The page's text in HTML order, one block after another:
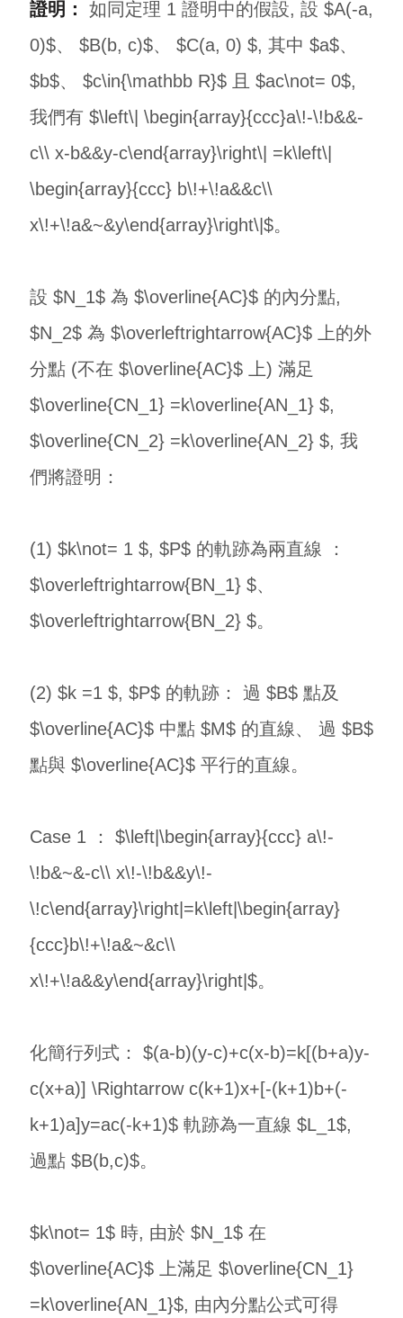
證明： 如同定理 1 證明中的假設, 設 $A(-a,
0)$、 $B(b, c)$、 $C(a, 0) $, 其中 $a$、
$b$、 $c\in{\mathbb R}$ 且 $ac\not= 0$,
我們有 $\left\| \begin{array}{ccc}a\!-\!b&&-
c\\ x-b&&y-c\end{array}\right\| =k\left\|
\begin{array}{ccc} b\!+\!a&&c\\
x\!+\!a&~&y\end{array}\right\|$。
設 $N_1$ 為 $\overline{AC}$ 的內分點,
$N_2$ 為 $\overleftrightarrow{AC}$ 上的外
分點 (不在 $\overline{AC}$ 上) 滿足
$\overline{CN_1} =k\overline{AN_1} $,
$\overline{CN_2} =k\overline{AN_2} $, 我
們將證明：
(1) $k\not= 1 $, $P$ 的軌跡為兩直線 ：
$\overleftrightarrow{BN_1} $、
$\overleftrightarrow{BN_2} $。
(2) $k =1 $, $P$ 的軌跡： 過 $B$ 點及
$\overline{AC}$ 中點 $M$ 的直線、 過 $B$
點與 $\overline{AC}$ 平行的直線。
Case 1 ： $\left|\begin{array}{ccc} a\!-
\!b&~&-c\\ x\!-\!b&&y\!-
\!c\end{array}\right|=k\left|\begin{array}
{ccc}b\!+\!a&~&c\\
x\!+\!a&&y\end{array}\right|$。
化簡行列式： $(a-b)(y-c)+c(x-b)=k[(b+a)y-
c(x+a)] \Rightarrow c(k+1)x+[-(k+1)b+(-
k+1)a]y=ac(-k+1)$ 軌跡為一直線 $L_1$,
過點 $B(b,c)$。
$k\not= 1$ 時, 由於 $N_1$ 在
$\overline{AC}$ 上滿足 $\overline{CN_1}
=k\overline{AN_1}$, 由內分點公式可得